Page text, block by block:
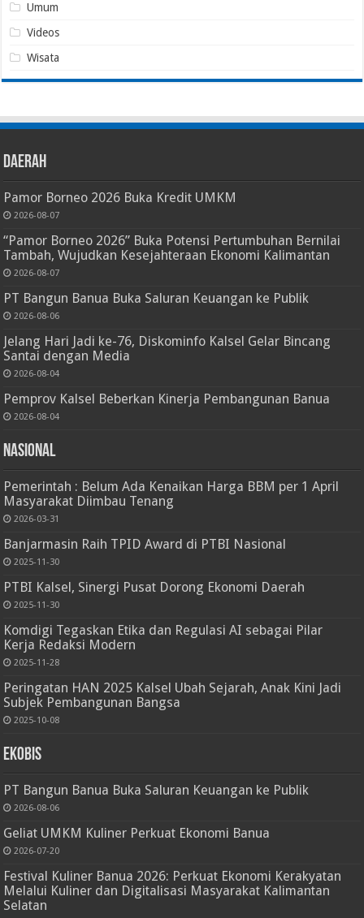
Umum
Videos
Wisata
Daerah
Pamor Borneo 2026 Buka Kredit UMKM
2026-08-07
“Pamor Borneo 2026” Buka Potensi Pertumbuhan Bernilai
Tambah, Wujudkan Kesejahteraan Ekonomi Kalimantan
2026-08-07
PT Bangun Banua Buka Saluran Keuangan ke Publik
2026-08-06
Jelang Hari Jadi ke-76, Diskominfo Kalsel Gelar Bincang
Santai dengan Media
2026-08-04
Pemprov Kalsel Beberkan Kinerja Pembangunan Banua
2026-08-04
Nasional
Pemerintah : Belum Ada Kenaikan Harga BBM per 1 April
Masyarakat Diimbau Tenang
2026-03-31
Banjarmasin Raih TPID Award di PTBI Nasional
2025-11-30
PTBI Kalsel, Sinergi Pusat Dorong Ekonomi Daerah
2025-11-30
Komdigi Tegaskan Etika dan Regulasi AI sebagai Pilar
Kerja Redaksi Modern
2025-11-28
Peringatan HAN 2025 Kalsel Ubah Sejarah, Anak Kini Jadi
Subjek Pembangunan Bangsa
2025-10-08
Ekobis
PT Bangun Banua Buka Saluran Keuangan ke Publik
2026-08-06
Geliat UMKM Kuliner Perkuat Ekonomi Banua
2026-07-20
Festival Kuliner Banua 2026: Perkuat Ekonomi Kerakyatan
Melalui Kuliner dan Digitalisasi Masyarakat Kalimantan
Selatan